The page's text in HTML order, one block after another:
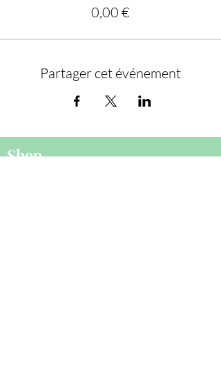
0,00 €
Partager cet événement
Shop